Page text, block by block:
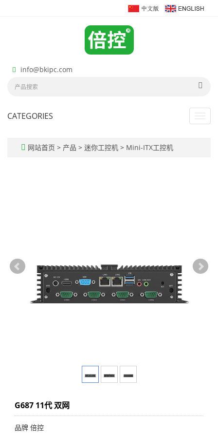
info@bkipc.com
CATEGORIES
网站首页 > 产品 > 迷你工控机 > Mini-ITX工控机
G687 11代 双网
品牌 倍控